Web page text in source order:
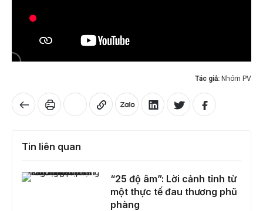
Tác giả: Nhóm PV
Tin liên quan
“25 độ âm”: Lời cảnh tỉnh từ một thực tế đau thương phũ phàng
“25 độ âm”: Lời cảnh tỉnh từ
một thực tế đau thương phũ
phàng